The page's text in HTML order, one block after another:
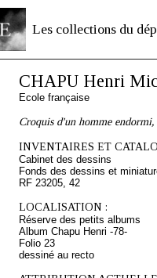
Les collections du
CHAPU Henri
Ecole française
Croquis d'un homme endormi,
INVENTAIRES ET
Cabinet des dessins
Fonds des dessins et
RF 23205, 42
LOCALISATION :
Réserve des petits albums
Album Chapu Henri -78-
Folio 23
dessiné au recto